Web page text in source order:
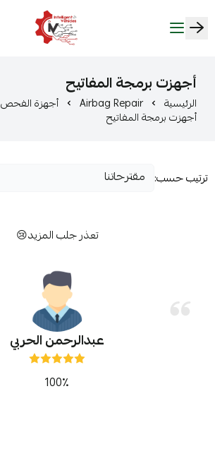
ذكاء المركبات Intelligent Vehicles
أجهزت برمجة المفاتيح
الرئيسية Airbag Repair أجهزة الفحص
أجهزت برمجة المفاتيح
ترتيب حسب:
تعذر جلب المزيد😢
عبدالرحمن الحربي
100٪